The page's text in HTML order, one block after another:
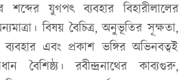
যুগপৎ ব্যবহার বিহারীলালের
বিষয় বৈচিত্র, অনুভূতির সূক্ষতা,
এবং প্রকাশ ভঙ্গির অভিনবত্বই
বৈশিষ্ঠ্য। রবীন্দ্রনাথের কাব্যগুরু,